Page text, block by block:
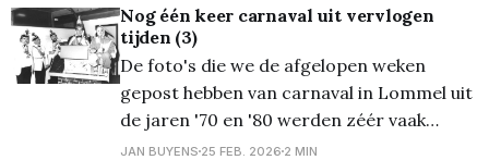
geluidshinder tot een minimum te
beperken . Stoetopstelling De
stoetopstelling zal plaatsvinden in de
Vreyshorring ( vanaf
Nog één keer carnaval uit vervlogen
tijden (3)
De foto's die we de afgelopen weken
gepost hebben van carnaval in Lommel uit
de jaren '70 en '80 werden zéér vaak
bekeken, zowel hier op de site als op
JAN BUYENS 25 FEB. 2026 2 MIN